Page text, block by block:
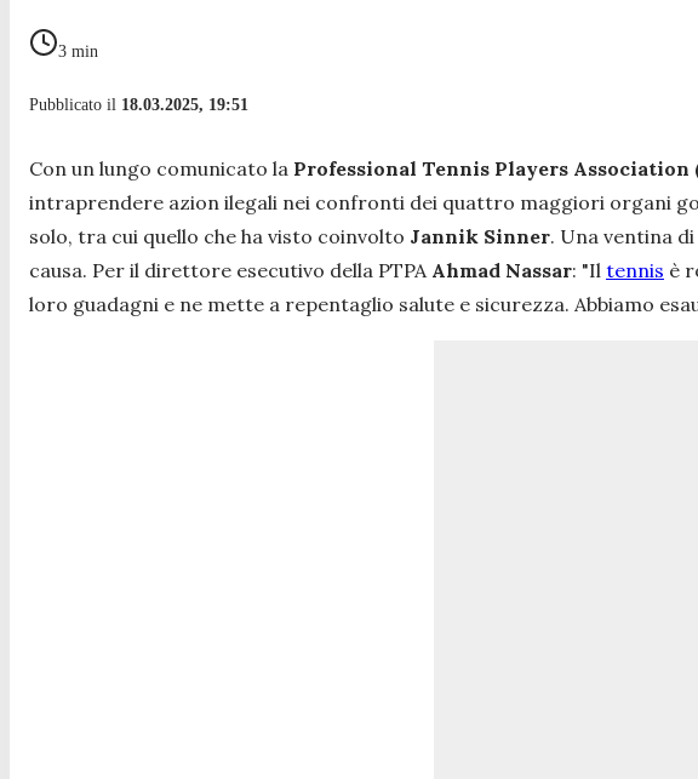
3 min
Pubblicato il 18.03.2025, 19:51
Con un lungo comunicato la Professional Tennis Players Association
intraprendere azion ilegali nei confronti dei quattro maggiori organi
solo, tra cui quello che ha visto coinvolto Jannik Sinner. Una ventina
causa. Per il direttore esecutivo della PTPA Ahmad Nassar: "Il tennis è
loro guadagni e ne mette a repentaglio salute e sicurezza. Abbiamo